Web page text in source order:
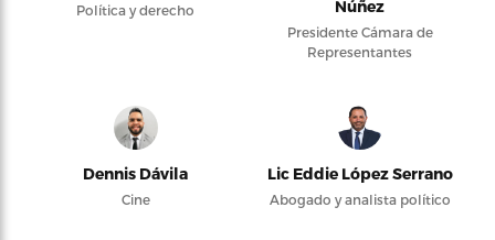
Política y derecho
Núñez
Presidente Cámara de
Representantes
Dennis Dávila
Cine
Lic Eddie López Serrano
Abogado y analista político